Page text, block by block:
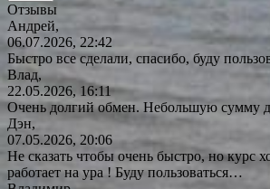
Отзывы
Андрей,
06.07.2026, 22:42
Быстро все сделали, спасибо, буду
Влад,
22.05.2026, 16:11
Очень долгий обмен. Небольшую сумму
Дэн,
07.05.2026, 20:06
Не сказать чтобы очень быстро, но курс
работает на ура ! Будупользоваться…